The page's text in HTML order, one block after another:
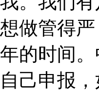
想做管得
年的时间
自己申报